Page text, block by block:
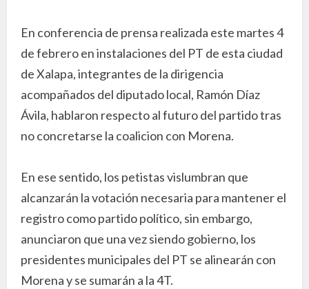
En conferencia de prensa realizada este martes 4
de febrero en instalaciones del PT de esta ciudad
de Xalapa, integrantes de la dirigencia
acompañados del diputado local, Ramón Díaz
Ávila, hablaron respecto al futuro del partido tras
no concretarse la coalicion con Morena.
En ese sentido, los petistas vislumbran que
alcanzarán la votación necesaria para mantener el
registro como partido político, sin embargo,
anunciaron que una vez siendo gobierno, los
presidentes municipales del PT se alinearán con
Morena y se sumarán a la 4T.